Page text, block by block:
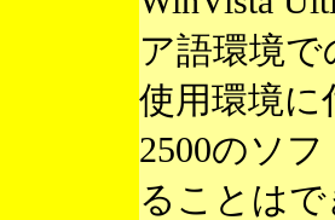
ア語環境
使用環境に
2500のソ
ることは